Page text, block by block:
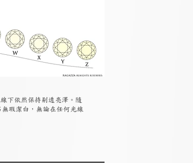
下依然保持剔透亮澤。隨
瑕潔白，無論在任何光線